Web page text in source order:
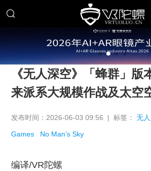
《无人深空》「蜂群」版
来派系大规模作战及太空
发布时间：2026-06-03 09:56 | 标签：无
Games No Man’s Sky
编译/VR陀螺